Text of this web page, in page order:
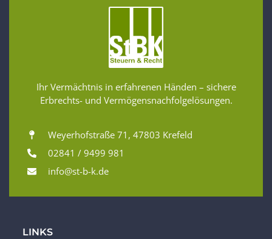
Ihr Vermächtnis in erfahrenen Händen – sichere
Erbrechts- und Vermögensnachfolgelösungen.
Weyerhofstraße 71, 47803 Krefeld
02841 / 9499 981
info@st-b-k.de
LINKS